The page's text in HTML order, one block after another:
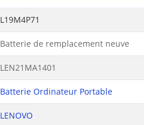
L19M4P71
Batterie de remplacement neuve
LEN21MA1401
Batterie Ordinateur Portable
LENOVO